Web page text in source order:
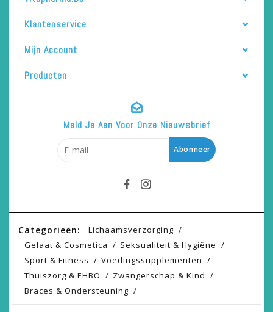
Klantenservice
Mijn Account
Producten
Meld Je Aan Voor Onze Nieuwsbrief
Abonneer
Categorieën:
Lichaamsverzorging
Gelaat & Cosmetica
Seksualiteit & Hygiëne
Sport & Fitness
Voedingssupplementen
Thuiszorg & EHBO
Zwangerschap & Kind
Braces & Ondersteuning